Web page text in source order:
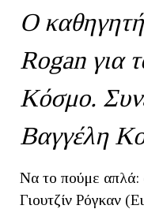
Ο
Rogan για
Κόσμο.
Βαγγέλη
Να το πούμε απλά:
Γιουτζίν Ρόγκαν